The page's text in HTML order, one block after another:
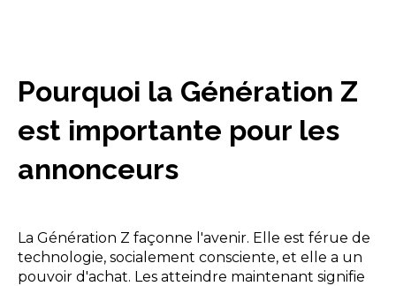
Pourquoi la Génération Z
est importante pour les
annonceurs
La Génération Z façonne l'avenir. Elle est férue de
technologie, socialement consciente, et elle a un
pouvoir d'achat. Les atteindre maintenant signifie